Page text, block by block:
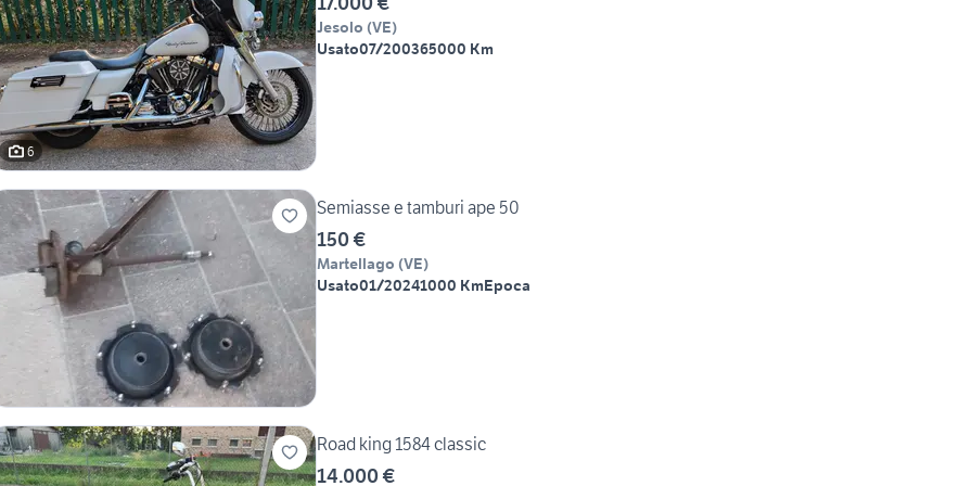
6
Jesolo (VE)
Usato07/200365000 Km
Semiasse e tamburi ape 50
150 €
Martellago (VE)
Usato01/20241000 KmEpoca
Road king 1584 classic
14.000 €